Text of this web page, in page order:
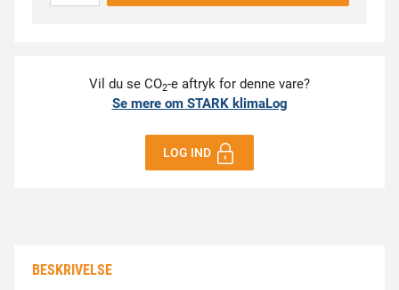
Vil du se CO2-e aftryk for denne vare?
Se mere om STARK klimaLog
LOG IND
BESKRIVELSE